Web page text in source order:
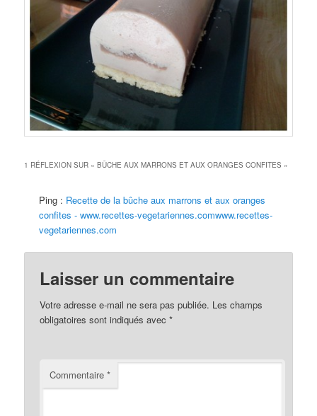
1 RÉFLEXION SUR «BÛCHE AUX MARRONS ET AUX ORANGES CONFITES »
Ping : Recette de la bûche aux marrons et aux oranges
confites - www.recettes-vegetariennes.comwww.recettes-
vegetariennes.com
Laisser un commentaire
Votre adresse e-mail ne sera pas publiée. Les champs
obligatoires sont indiqués avec*
Commentaire*